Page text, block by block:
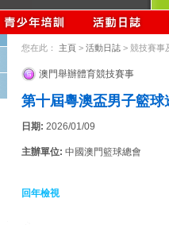
您在此： 主頁 > 活動日誌 > 競技賽事
澳門舉辦體育競技賽事
第十屆粵澳盃男子籃球
日期: 2026/01/09
主辦單位: 中國澳門籃球總會
回年檢視